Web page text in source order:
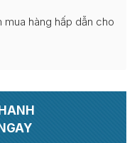
mua hàng hấp dẫn cho